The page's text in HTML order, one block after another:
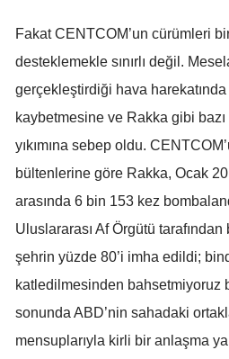
Fakat CENTCOM’un cürümleri
desteklemekle sınırlı değil.
gerçekleştirdiği hava
kaybetmesine ve Rakka gibi
yıkımına sebep oldu.
bültenlerine göre Rakka, Ocak
arasında 6 bin 153 kez
Uluslararası Af Örgütü
şehrin yüzde 80’i imha edildi;
katledilmesinden bahsetmiyoruz
sonunda ABD’nin sahadaki
mensuplarıyla kirli bir anlaşma